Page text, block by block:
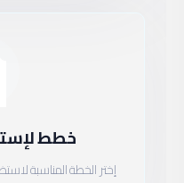
خطط
إختر الخطة المناسبة